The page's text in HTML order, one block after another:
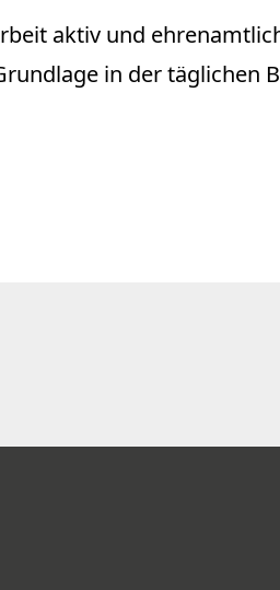
aktiv und
in der täglichen